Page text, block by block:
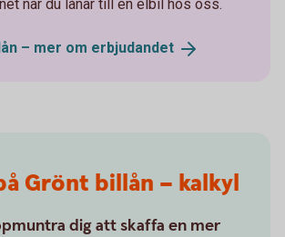
när du lånar till en elbil hos oss.
– mer om erbjudandet
Grönt billån – kalkyl
dig att skaffa en mer